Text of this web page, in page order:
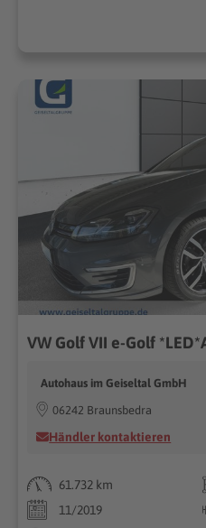
Autohaus im Geiseltal GmbH
06242 Braunsbedra
Händler kontaktieren
61.732 km
11/2019